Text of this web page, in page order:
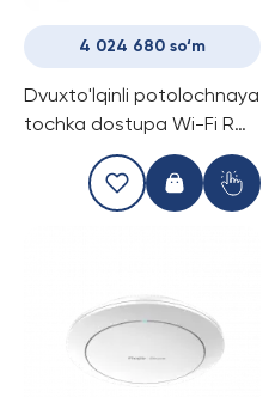
4 024 680 so‘m
Dvuxto'lqinli potolochnaya
tochka dostupa Wi-Fi RG-
RAP2260(E)